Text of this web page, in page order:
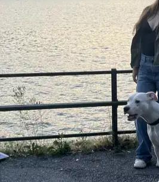
PuccioBulldog francese